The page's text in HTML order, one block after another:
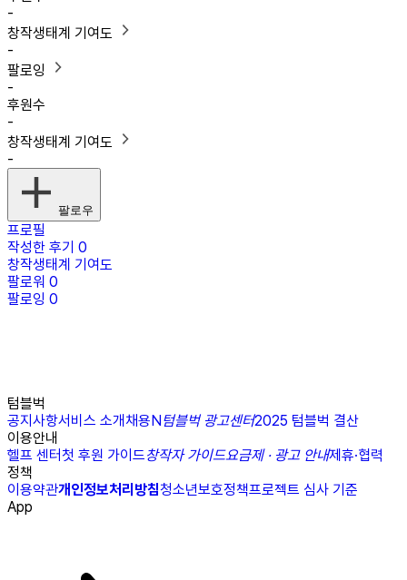
-
창작생태계 기여도
-
팔로잉
-
후원수
-
창작생태계 기여도
-
팔로우
프로필
작성한 후기 0
창작생태계 기여도
팔로워 0
팔로잉 0
텀블벅
공지사항서비스 소개채용N텀블벅 광고센터2025 텀블벅 결산
이용안내
헬프 센터첫 후원 가이드창작자 가이드요금제 · 광고 안내제휴·협력
정책
이용약관개인정보처리방침청소년보호정책프로젝트 심사 기준
App